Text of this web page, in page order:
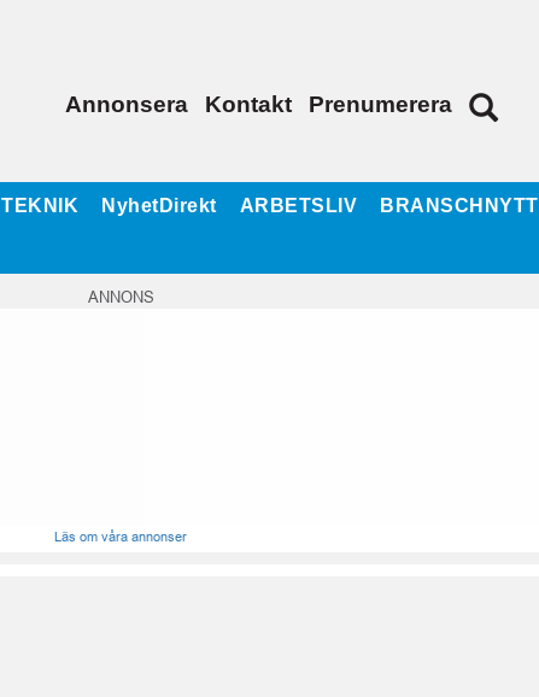
Annonsera Kontakt Prenumerera
TEKNIK NyhetDirekt ARBETSLIV BRANSCHNYTT
ANNONS
Läs om våra annonser